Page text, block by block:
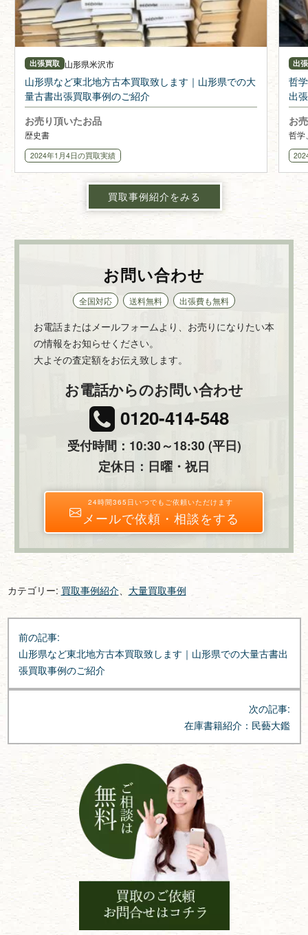
出張買取 山形県米沢市
山形県など東北地方古本買取致します｜山形県での大
量古書出張買取事例のご紹介
お売り頂いたお品
歴史書
2024年1月4日の買取実績
出
哲
出
お
哲学
買取事例紹介をみる
お問い合わせ
全国対応 送料無料 出張費も無料
お電話またはメールフォームより、お売りになりたい本
の情報をお知らせください。
大よその査定額をお伝え致します。
お電話からのお問い合わせ
0120-414-548
受付時間：10:30～18:30 (平日)
定休日：日曜・祝日
24時間365日いつでもご依頼いただけます
メールで依頼・相談をする
カテゴリー: 買取事例紹介、 大量買取事例
投
稿
ナ
ビ
シ
前の記事:
山形県など東北地方古本買取致します｜山形県での大量古書出
張買取事例のご紹介
次の記事:
在庫書籍紹介：民藝大鑑